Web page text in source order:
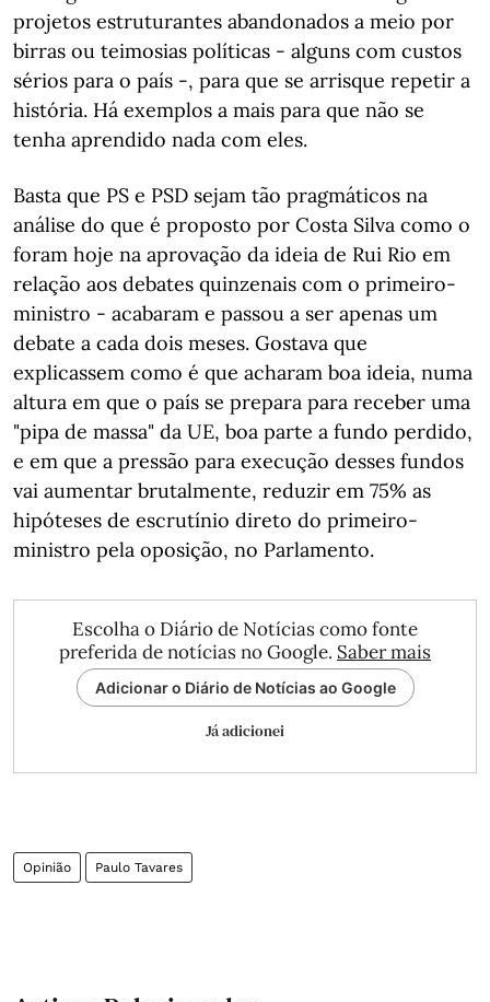
projetos estruturantes abandonados a meio por
birras ou teimosias políticas - alguns com custos
sérios para o país -, para que se arrisque repetir a
história. Há exemplos a mais para que não se
tenha aprendido nada com eles.
Basta que PS e PSD sejam tão pragmáticos na
análise do que é proposto por Costa Silva como o
foram hoje na aprovação da ideia de Rui Rio em
relação aos debates quinzenais com o primeiro-
ministro - acabaram e passou a ser apenas um
debate a cada dois meses. Gostava que
explicassem como é que acharam boa ideia, numa
altura em que o país se prepara para receber uma
"pipa de massa" da UE, boa parte a fundo perdido,
e em que a pressão para execução desses fundos
vai aumentar brutalmente, reduzir em 75% as
hipóteses de escrutínio direto do primeiro-
ministro pela oposição, no Parlamento.
Escolha o Diário de Notícias como fonte
preferida de notícias no Google. Saber mais
Adicionar o Diário de Notícias ao Google
Já adicionei
Opinião Paulo Tavares